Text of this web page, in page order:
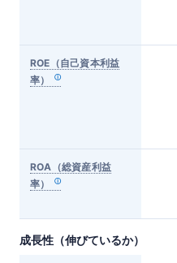
ROE（自己資本利益
率）
ROA（総資産利益
率）
成長性（伸びているか）